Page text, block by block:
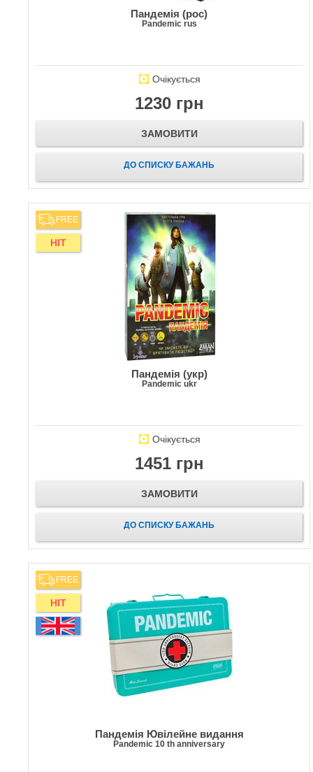
Пандемія (рос)
Pandemic rus
Очікується
1230 грн
ЗАМОВИТИ
ДО СПИСКУ БАЖАНЬ
FREE
HIT
Пандемія (укр)
Pandemic ukr
Очікується
1451 грн
ЗАМОВИТИ
ДО СПИСКУ БАЖАНЬ
FREE
HIT
Пандемія Ювілейне видання
Pandemic 10 th anniversary